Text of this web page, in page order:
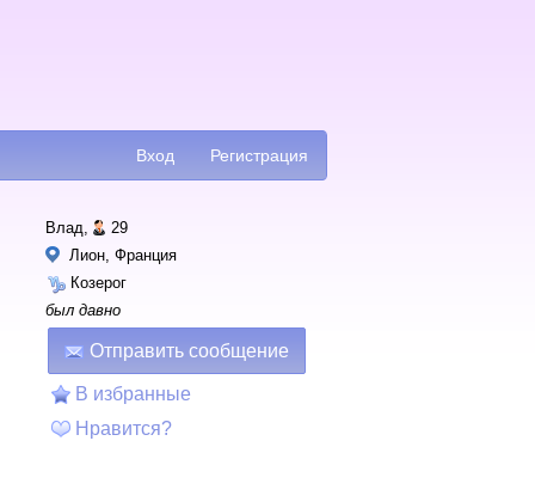
Регистрация
Вход
Влад,
29
Лион, Франция
Козерог
был давно
Отправить сообщение
В избранные
Нравится?